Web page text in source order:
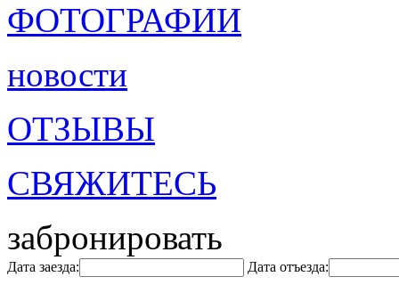
ФОТОГРАФИИ
новости
ОТЗЫВЫ
СВЯЖИТЕСЬ
забронировать
Дата заезда: Дата отъезда: